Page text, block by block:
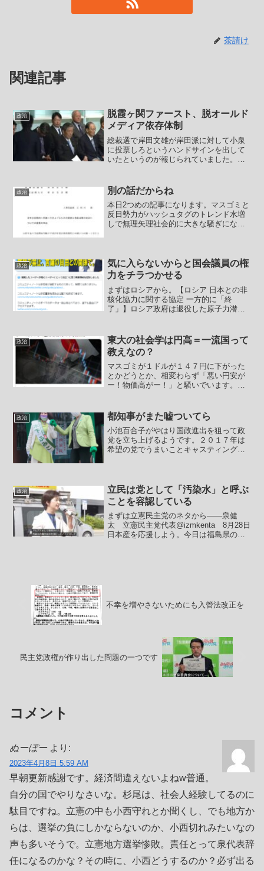
茶請け
関連記事
政治
脱霞ヶ関ファースト、脱オールド
メディア依存体制
総裁選で岸田文雄が岸田派に対して小泉
に投票しろというハンドサインを出して
いたというのが報じられていました。菅
て小泉進次郞が勝つはずが、少なくない
造反が出て議員票でも高市早...
政治 別の話だからね
本日2つめの記事になります。マスゴミと
反日勢力がハッシュタグのトレンド水増
しで無理矢理社会的に大きな騒ぎになっ
られた人や民団が動員し...
政治
気に入らないからと国会議員の権
力をチラつかせる
まずはロシアから。【ロシア 日本との非
核化協力に関する協定 一方的に「終
了」】ロシア政府は退役した原子力潜水
する協定について、一方的に終了させる
と明らかにしました。ロシ...
政治
東大の社会学は円高＝一流国って
教えなの？
マスゴミが１ドルが１４７円に下がった
とかどうとか、相変わらず「悪い円安が
ー！物価高がー！」と騒いでいます。そ
れています。限界保守の皆さんって自分
で調べないんですかね？物...
政治 都知事がまた嘘ついてら
小池百合子がやはり国政進出を狙って政
党を立ち上げるようです。２０１７年は
希望の党でうまいことキャスティングボ
の候補者全員で押しかけて...
政治
立民は党として「汚染水」と呼ぶ
ことを容認している
まずは立憲民主党のネタから――泉健
太 立憲民主党代表@izmkenta 8月28日
日本産を応援しよう。今日は福島県のア
不幸を増やさないためにも入管法改正を
民主党政権が作り出した問題の一つです
コメント
ぬーぼー より:
2023年4月8日 5:59 AM
早朝更新感謝です。経済間違えないよねw普通。
自分の国でやりなさいな。杉尾は、社会人経験してるのに
駄目ですね。立憲の中も小西守れとか聞くし、でも地方か
らは、選挙の負にしかならないのか、小西切れみたいなの
声も多いそうで。立憲地方選挙惨敗。責任とって泉代表辞
任になるのかな？その時に、小西どうするのか？必ず出る